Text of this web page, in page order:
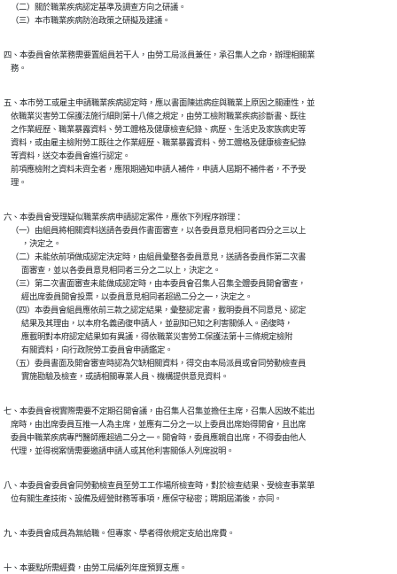
    （二）關於職業疾病認定基準及調查方向之研議。
四、本委員會依業務需要置組員若干人，由勞工局派員兼任，承召集人之命，辦理相關業
五、本巿勞工或雇主申請職業疾病認定時，應以書面陳述病症與職業上原因之關連性，並
    依職業災害勞工保護法施行細則第十八條之規定，由勞工檢附職業疾病診斷書、既往
    之作業經歷、職業暴露資料、勞工體格及健康檢查紀錄、病歷、生活史及家族病史等
    資料，或由雇主檢附勞工既往之作業經歷、職業暴露資料、勞工體格及健康檢查紀錄
    等資料，送交本委員會進行認定。
    前項應檢附之資料未齊全者，應限期通知申請人補件，申請人屆期不補件者，不予受
六、本委員會受理疑似職業疾病申請認定案件，應依下列程序辦理：
    （一）由組員將相關資料送請各委員作書面審查，以各委員意見相同者四分之三以上
          ，決定之。
    （二）未能依前項做成認定決定時，由組員彙整各委員意見，送請各委員作第二次書
          面審查，並以各委員意見相同者三分之二以上，決定之。
    （三）第二次書面審查未能做成認定時，由本委員會召集人召集全體委員開會審查，
          經出席委員開會投票，以委員意見相同者超過二分之一，決定之。
    （四）本委員會組員應依前三款之認定結果，彙整認定書，載明委員不同意見、認定
          結果及其理由，以本府名義函復申請人，並副知已知之利害關係人。函復時，
          應載明對本府認定結果如有異議，得依職業災害勞工保護法第十三條規定檢附
          有關資料，向行政院勞工委員會申請鑑定。
    （五）委員書面及開會審查時認為欠缺相關資料，得交由本局派員或會同勞動檢查員
七、本委員會視實際需要不定期召開會議，由召集人召集並擔任主席，召集人因故不能出
    席時，由出席委員互推一人為主席，並應有二分之一以上委員出席始得開會，且出席
    委員中職業疾病專門醫師應超過二分之一。開會時，委員應親自出席，不得委由他人
八、本委員會委員會同勞動檢查員至勞工工作場所檢查時，對於檢查結果、受檢查事業單